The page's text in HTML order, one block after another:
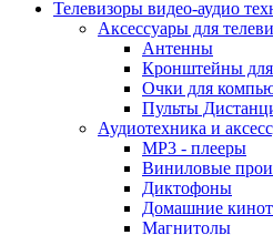
Телевизоры видео-аудио
Аксессуары для
Антенны
Кронштейны для
Очки для
Пульты
Аудиотехника и
MP3 - плееры
Виниловые
Диктофоны
Домашние
Магнитолы